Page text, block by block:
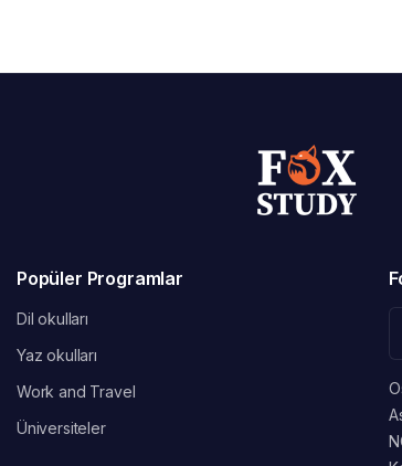
Popüler Programlar
Dil okulları
Yaz okulları
Work and Travel
Üniversiteler